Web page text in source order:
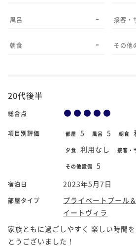
風呂 -
朝食 -
接客・
その他
20代後半
総合点
項目別評価 部屋 5 風呂 5 朝食
夕食 利用なし 接客・
その他設備 5
宿泊日 2023年5月7日
部屋タイプ
プライベートプール
イートヴィラ
家族ともに過ごしやすく 楽しい時間
とうございました！